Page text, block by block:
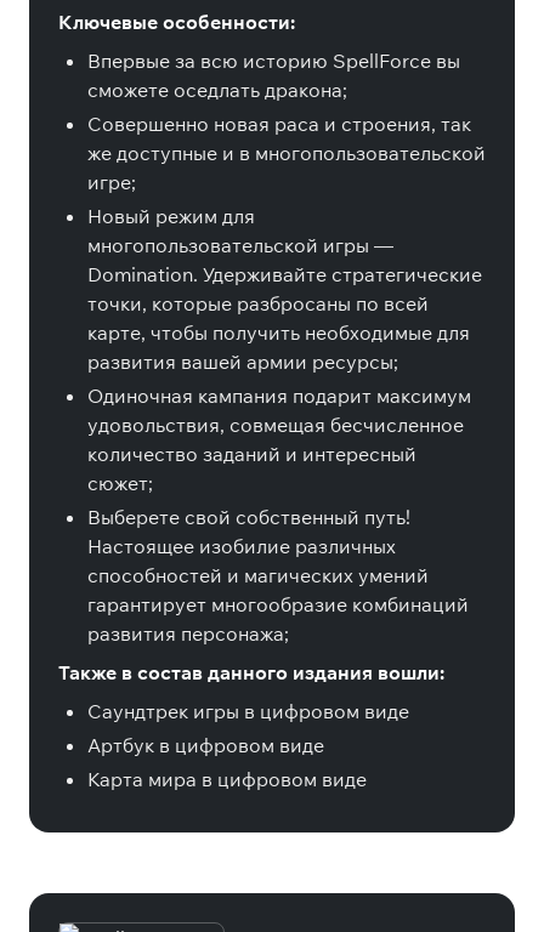
Ключевые особенности:
Впервые за всю историю SpellForce вы
сможете оседлать дракона;
Совершенно новая раса и строения, так
же доступные и в многопользовательской
игре;
Новый режим для
многопользовательской игры —
Domination. Удерживайте стратегические
точки, которые разбросаны по всей
карте, чтобы получить необходимые для
развития вашей армии ресурсы;
Одиночная кампания подарит максимум
удовольствия, совмещая бесчисленное
количество заданий и интересный
сюжет;
Выберете свой собственный путь!
Настоящее изобилие различных
способностей и магических умений
гарантирует многообразие комбинаций
развития персонажа;
Также в состав данного издания вошли:
Саундтрек игры в цифровом виде
Артбук в цифровом виде
Карта мира в цифровом виде